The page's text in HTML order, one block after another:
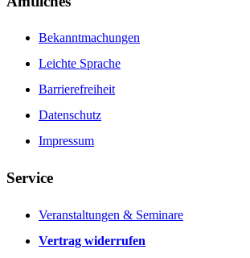
Bekanntmachungen
Leichte Sprache
Barrierefreiheit
Datenschutz
Impressum
Service
Veranstaltungen & Seminare
Vertrag widerrufen